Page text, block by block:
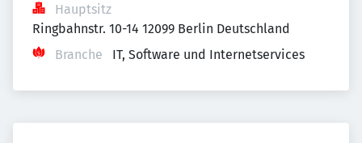
Hauptsitz
Ringbahnstr. 10-14 12099 Berlin Deutschland
Branche
IT, Software und Internetservices